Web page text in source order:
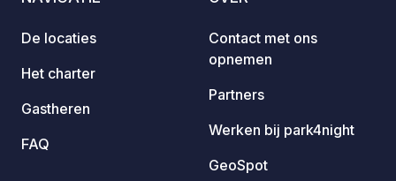
en trollen etc. ... klasse
De locaties
Het charter
Gastheren
FAQ
Contact met ons
opnemen
Partners
Werken bij park4night
GeoSpot